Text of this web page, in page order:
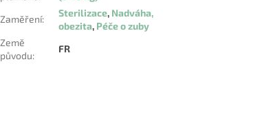
Zaměření:
Sterilizace, Nadváha,
obezita, Péče o zuby
Země
původu:
FR